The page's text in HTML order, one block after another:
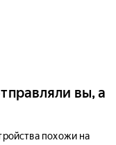
вы, а
похожи на